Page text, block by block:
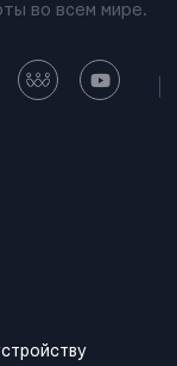
во всем мире.